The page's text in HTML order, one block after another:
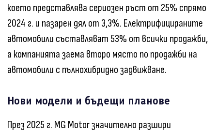
което представлява сериозен ръст от 25% спрямо
2024 г. и пазарен дял от 3,3%. Електрифицираните
автомобили съставляват 53% от всички продажби,
а компанията заема второ място по продажби на
автомобили с пълнохибридно задвижване.
Нови модели и бъдещи планове
През 2025 г. MG Motor значително разшири